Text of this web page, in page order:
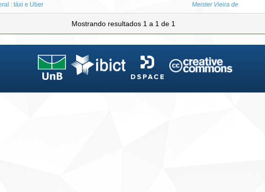
: táxi e Uber
Meister Vieira de
Mostrando resultados 1 a 1 de 1